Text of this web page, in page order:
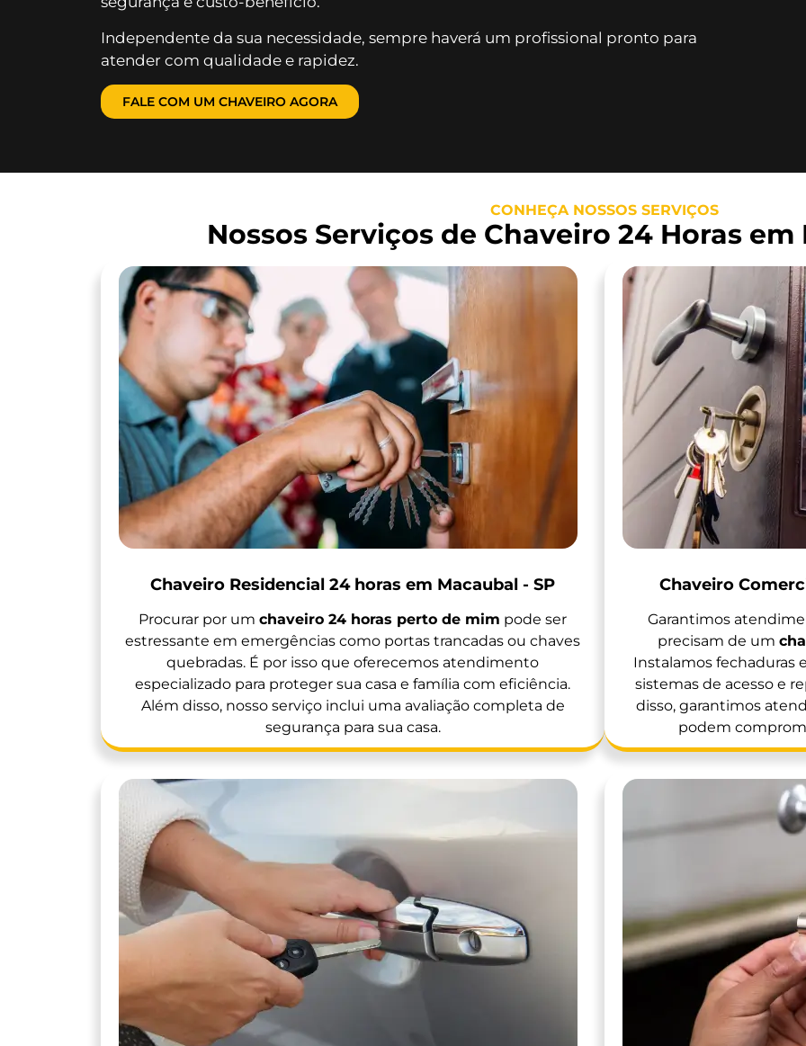
Independente da sua necessidade, sempre haverá um profissional pronto para
atender com qualidade e rapidez.
FALE COM UM CHAVEIRO AGORA
CONHEÇA NOSSOS SERVIÇOS
Nossos Serviços de Chaveiro 24 Horas em
Chaveiro Residencial 24 horas em Macaubal - SP
Procurar por um chaveiro 24 horas perto de mim pode ser
estressante em emergências como portas trancadas ou chaves
quebradas. É por isso que oferecemos atendimento
especializado para proteger sua casa e família com eficiência.
Além disso, nosso serviço inclui uma avaliação completa de
segurança para sua casa.
Chaveiro
Garantimos
precisam de um
Instalamos fechaduras
sistemas de acesso e
disso, garantimos
podem